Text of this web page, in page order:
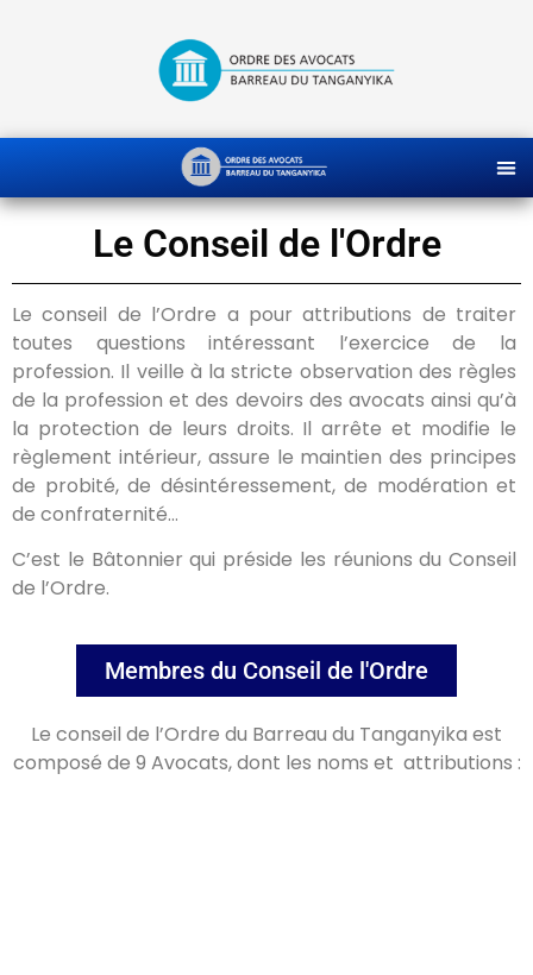
Le Conseil de l'Ordre
Le conseil de l’Ordre a pour attributions de traiter
toutes questions intéressant l’exercice de la
profession. Il veille à la stricte observation des règles
de la profession et des devoirs des avocats ainsi qu’à
la protection de leurs droits. Il arrête et modifie le
règlement intérieur, assure le maintien des principes
de probité, de désintéressement, de modération et
de confraternité…
C’est le Bâtonnier qui préside les réunions du Conseil
de l’Ordre.
Membres du Conseil de l'Ordre​
Le conseil de l’Ordre du Barreau du Tanganyika est
composé de 9 Avocats, dont les noms et attributions :